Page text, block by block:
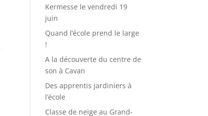
Kermesse le vendredi 19
juin
Quand l’école prend le large
!
A la découverte du centre de
son à Cavan
Des apprentis jardiniers à
l’école
Classe de neige au Grand-